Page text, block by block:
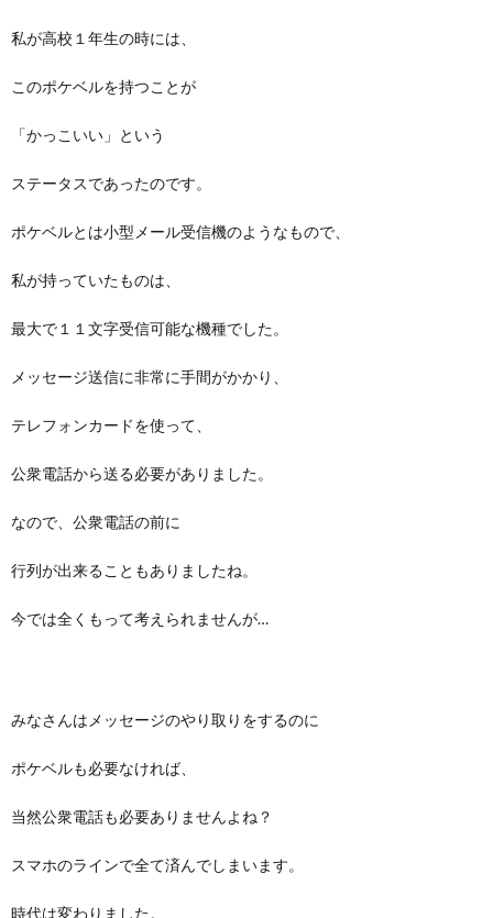
私が高校１年生の時には、
このポケベルを持つことが
「かっこいい」という
ステータスであったのです。
ポケベルとは小型メール受信機のようなもので、
私が持っていたものは、
最大で１１文字受信可能な機種でした。
メッセージ送信に非常に手間がかかり、
テレフォンカードを使って、
公衆電話から送る必要がありました。
なので、公衆電話の前に
行列が出来ることもありましたね。
今では全くもって考えられませんが…
みなさんはメッセージのやり取りをするのに
ポケベルも必要なければ、
当然公衆電話も必要ありませんよね？
スマホのラインで全て済んでしまいます。
時代は変わりました。